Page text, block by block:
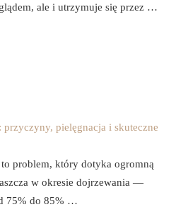
ale i utrzymuje się przez …
przyczyny, pielęgnacja i skuteczne
problem, który dotyka ogromną
w okresie dojrzewania —
75% do 85% …